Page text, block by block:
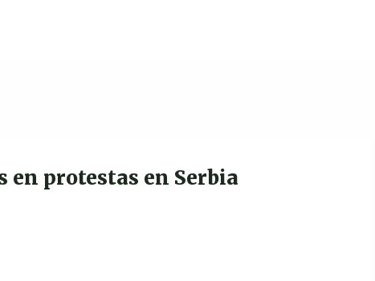
en protestas en Serbia